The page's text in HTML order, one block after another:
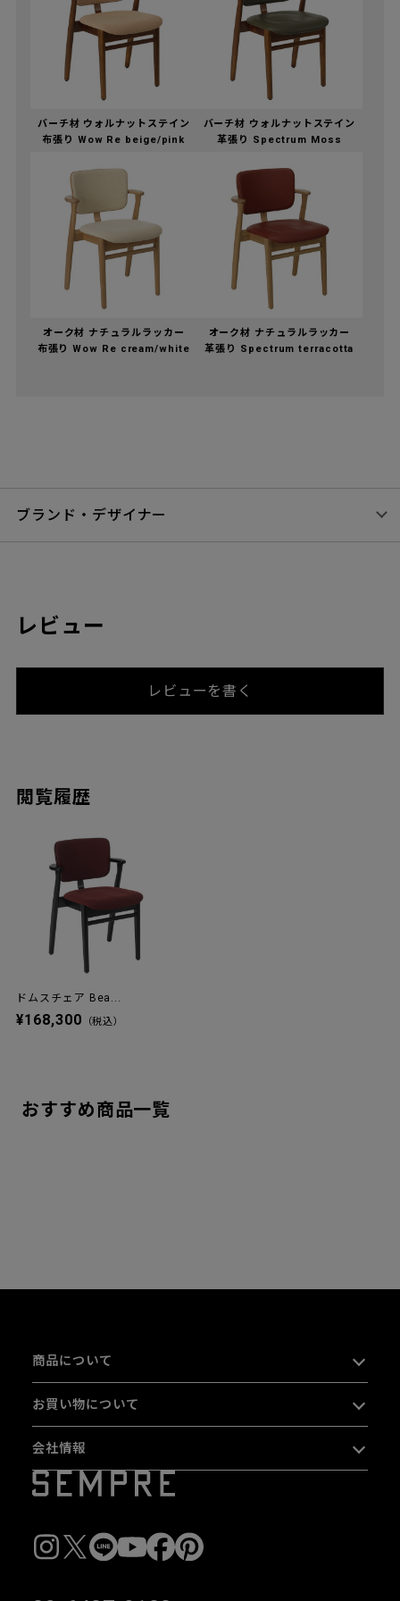
バーチ材 ウォルナットステイン
布張り Wow Re beige/pink
バーチ材 ウォルナットステイン
革張り Spectrum Moss
オーク材 ナチュラルラッカー
布張り Wow Re cream/white
オーク材 ナチュラルラッカー
革張り Spectrum terracotta
ブランド・デザイナー
レビュー
レビューを書く
閲覧履歴
ドムスチェア Bea...
¥168,300 （税込）
おすすめ商品一覧
商品について
お買い物について
会社情報